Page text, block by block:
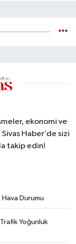
ekonomi ve
Haber’de sizi
takip edin!
Hava Durumu
Yoğunluk